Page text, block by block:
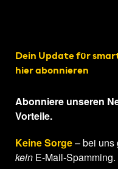
Dein Update für
hier abonnieren
Abonniere unseren
Vorteile.
Keine Sorge– bei uns
kein E-Mail-Spamming.